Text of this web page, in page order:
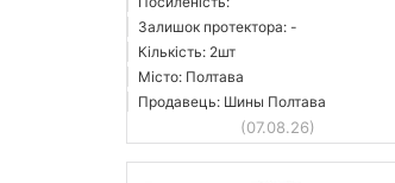
Залишок протектора: -
Кількість: 2шт
Місто: Полтава
Продавець: Шины Полтава
(07.08.26)